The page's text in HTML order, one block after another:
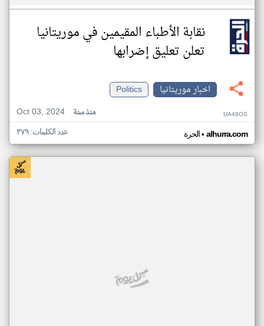
نقابة الأطباء المقيمين في موريتانيا
تعلن تعليق إضرابها
اخبار موريتانيا
Politics
Oct 03, 2024
منذ سنة UA49OS
الحرة• alhurra.com عدد الكلمات: ٣٧٩